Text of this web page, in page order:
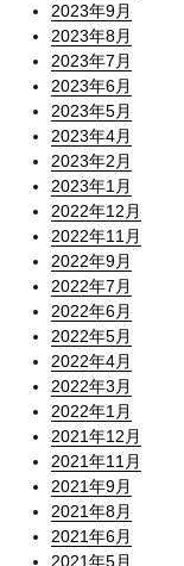
2023年9月
2023年8月
2023年7月
2023年6月
2023年5月
2023年4月
2023年2月
2023年1月
2022年12月
2022年11月
2022年9月
2022年7月
2022年6月
2022年5月
2022年4月
2022年3月
2022年1月
2021年12月
2021年11月
2021年9月
2021年8月
2021年6月
2021年5月